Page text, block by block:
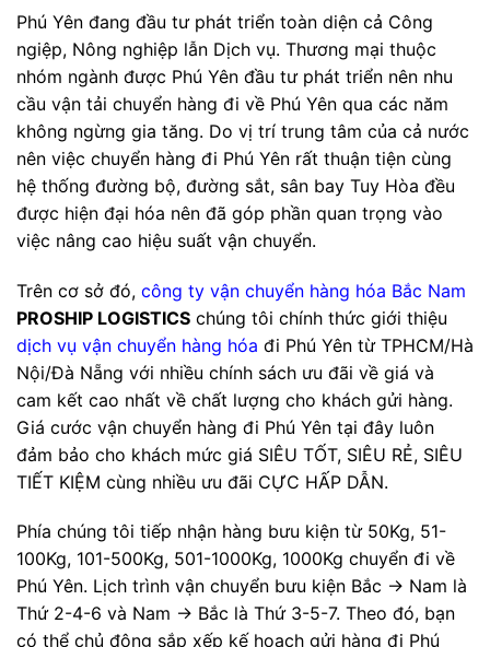
Phú Yên đang đầu tư phát triển toàn diện cả Công
ngiệp, Nông nghiệp lẫn Dịch vụ. Thương mại thuộc
nhóm ngành được Phú Yên đầu tư phát triển nên nhu
cầu vận tải chuyển hàng đi về Phú Yên qua các năm
không ngừng gia tăng. Do vị trí trung tâm của cả nước
nên việc chuyển hàng đi Phú Yên rất thuận tiện cùng
hệ thống đường bộ, đường sắt, sân bay Tuy Hòa đều
được hiện đại hóa nên đã góp phần quan trọng vào
việc nâng cao hiệu suất vận chuyển.
Trên cơ sở đó, công ty vận chuyển hàng hóa Bắc Nam
PROSHIP LOGISTICS chúng tôi chính thức giới thiệu
dịch vụ vận chuyển hàng hóa đi Phú Yên từ TPHCM/Hà
Nội/Đà Nẵng với nhiều chính sách ưu đãi về giá và
cam kết cao nhất về chất lượng cho khách gửi hàng.
Giá cước vận chuyển hàng đi Phú Yên tại đây luôn
đảm bảo cho khách mức giá SIÊU TỐT, SIÊU RẺ, SIÊU
TIẾT KIỆM cùng nhiều ưu đãi CỰC HẤP DẪN.
Phía chúng tôi tiếp nhận hàng bưu kiện từ 50Kg, 51-
100Kg, 101-500Kg, 501-1000Kg, 1000Kg chuyển đi về
Phú Yên. Lịch trình vận chuyển bưu kiện Bắc -> Nam là
Thứ 2-4-6 và Nam -> Bắc là Thứ 3-5-7. Theo đó, bạn
có thể chủ động sắp xếp kế hoạch gửi hàng đi Phú